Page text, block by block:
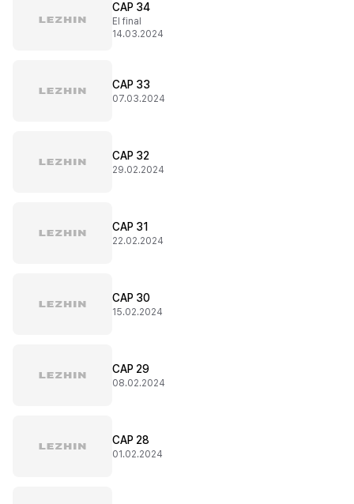
CAP 34
El final
14.03.2024
CAP 33
07.03.2024
CAP 32
29.02.2024
CAP 31
22.02.2024
CAP 30
15.02.2024
CAP 29
08.02.2024
CAP 28
01.02.2024